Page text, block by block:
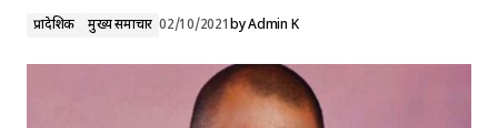
प्रादेशिक मुख्य समाचार 02/10/2021byAdmin K